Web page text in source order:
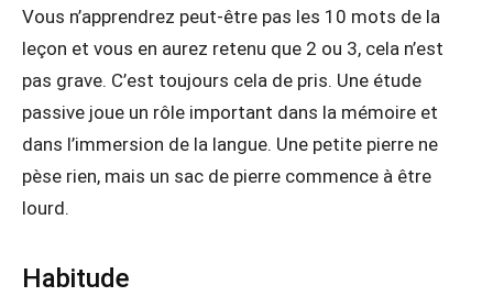
Vous n’apprendrez peut-être pas les 10 mots de la
leçon et vous en aurez retenu que 2 ou 3, cela n’est
pas grave. C’est toujours cela de pris. Une étude
passive joue un rôle important dans la mémoire et
dans l’immersion de la langue. Une petite pierre ne
pèse rien, mais un sac de pierre commence à être
lourd.
Habitude